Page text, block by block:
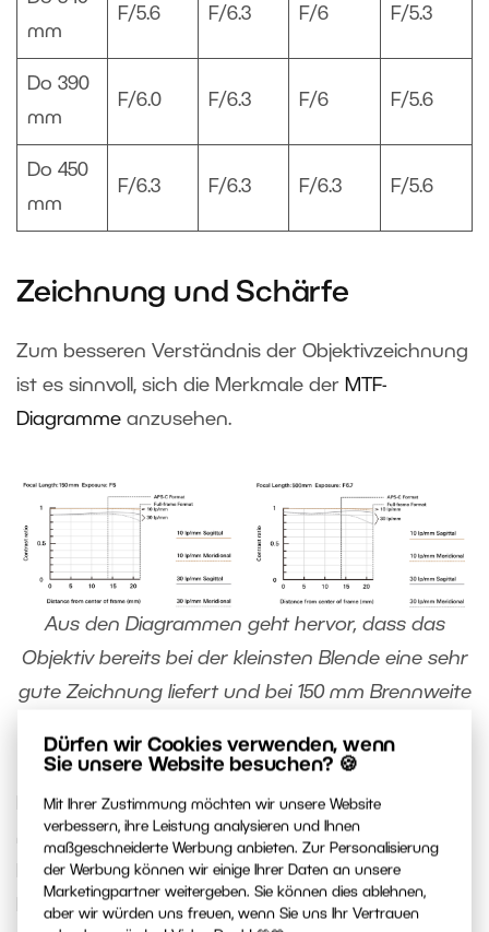
Dürfen wir Cookies verwenden, wenn
Sie unsere Website besuchen? 🍪
Mit Ihrer Zustimmung möchten wir unsere Website
verbessern, ihre Leistung analysieren und Ihnen
maßgeschneiderte Werbung anbieten. Zur Personalisierung
der Werbung können wir einige Ihrer Daten an unsere
Marketingpartner weitergeben. Sie können dies ablehnen,
aber wir würden uns freuen, wenn Sie uns Ihr Vertrauen
mm
F/5.6 F/6.3 F/6 F/5.3
Do 390
mm
F/6.0 F/6.3 F/6 F/5.6
Do 450
mm
F/6.3 F/6.3 F/6.3 F/5.6
Zeichnung und Schärfe
Zum besseren Verständnis der Objektivzeichnung
ist es sinnvoll, sich die Merkmale der MTF-
Diagramme anzusehen.
Aus den Diagrammen geht hervor, dass das
Objektiv bereits bei der kleinsten Blende eine sehr
gute Zeichnung liefert und bei 150 mm Brennweite
Bei den Schärfetests hat sich das Tamron 150-500
mm als sehr gut erwiesen. Ich habe das Objektiv
bei drei Brennweiten getestet. Bei 150 mm
Brennweite sind die Ränder der Bilder etwas